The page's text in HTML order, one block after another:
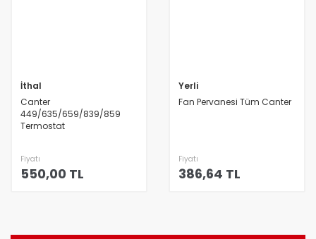
İthal
Canter
449/635/659/839/859
Termostat
Fiyatı
550,00 TL
Yerli
Fan Pervanesi Tüm Canter
Fiyatı
386,64 TL